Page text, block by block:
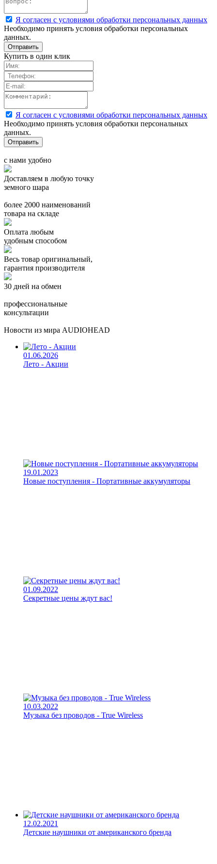
Я согласен с условиями обработки персональных данных
Необходимо принять условия обработки персональных
данных.
Купить в один клик
Я согласен с условиями обработки персональных данных
Необходимо принять условия обработки персональных
данных.
с нами удобно
Доставляем в любую точку
земного шара
более 2000 наименований
товара на складе
Оплата любым
удобным способом
Весь товар оригинальный,
гарантия производителя
30 дней на обмен
профессиональные
консультации
Новости из мира AUDIOHEAD
01.06.2026
Лето - Акции
19.01.2023
Новые поступления - Портативные аккумуляторы
01.09.2022
Секретные цены ждут вас!
10.03.2022
Музыка без проводов - True Wireless
12.02.2021
Детские наушники от американского бренда